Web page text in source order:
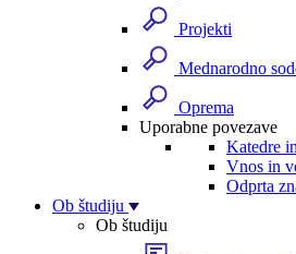
Projekti
Mednarodno
Oprema
Uporabne povezave
Katedre
Vnos in
Odprta
Ob študiju
Ob študiju